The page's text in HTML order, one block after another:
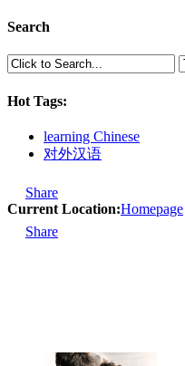
Search
Hot Tags:
learning Chinese
对外汉语
Share
Current Location:Homepage
Share